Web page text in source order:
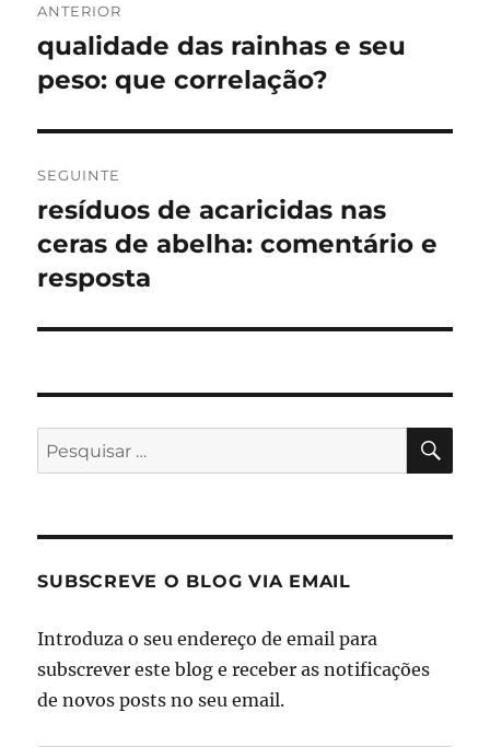
de
artigos
ANTERIOR
Artigo
anterior:
qualidade das rainhas e seu
peso: que correlação?
SEGUINTE
Artigo
seguinte:
resíduos de acaricidas nas
ceras de abelha: comentário e
resposta
Pesquisar
por:
SUBSCREVE O BLOG VIA EMAIL
Introduza o seu endereço de email para
subscrever este blog e receber as notificações
de novos posts no seu email.